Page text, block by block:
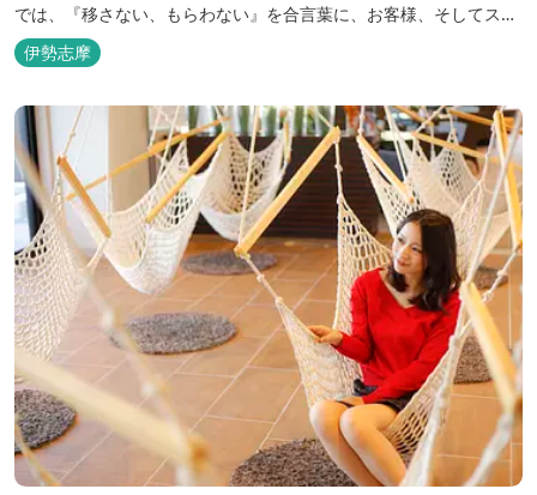
では、『移さない、もらわない』を合言葉に、お客様、そしてスタ
ッフの感染リスクを最小限に抑えるために、館内設備、オペレーシ
ョンを見直し、徹底した管理を行います。 ※「３密・感染対策の見
【密閉...
伊勢志摩